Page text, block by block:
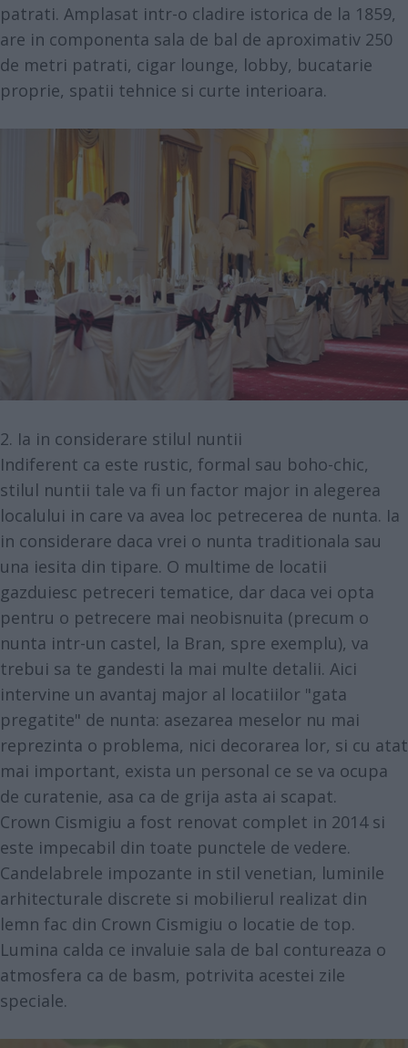
patrati. Amplasat intr-o cladire istorica de la 1859,
are in componenta sala de bal de aproximativ 250
de metri patrati, cigar lounge, lobby, bucatarie
proprie, spatii tehnice si curte interioara.
2. Ia in considerare stilul nuntii
Indiferent ca este rustic, formal sau boho-chic,
stilul nuntii tale va fi un factor major in alegerea
localului in care va avea loc petrecerea de nunta. Ia
in considerare daca vrei o nunta traditionala sau
una iesita din tipare. O multime de locatii
gazduiesc petreceri tematice, dar daca vei opta
pentru o petrecere mai neobisnuita (precum o
nunta intr-un castel, la Bran, spre exemplu), va
trebui sa te gandesti la mai multe detalii. Aici
intervine un avantaj major al locatiilor "gata
pregatite" de nunta: asezarea meselor nu mai
reprezinta o problema, nici decorarea lor, si cu atat
mai important, exista un personal ce se va ocupa
de curatenie, asa ca de grija asta ai scapat.
Crown Cismigiu a fost renovat complet in 2014 si
este impecabil din toate punctele de vedere.
Candelabrele impozante in stil venetian, luminile
arhitecturale discrete si mobilierul realizat din
lemn fac din Crown Cismigiu o locatie de top.
Lumina calda ce invaluie sala de bal contureaza o
atmosfera ca de basm, potrivita acestei zile
speciale.